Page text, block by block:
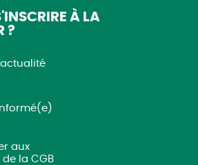
À LA
?
aux
la CGB